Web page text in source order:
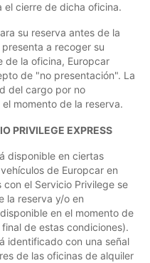
el cierre de dicha oficina.
su reserva antes de la
a recoger su
de la oficina, Europcar
de "no presentación". La
del cargo por no
momento de la reserva.
PRIVILEGE EXPRESS
disponible en ciertas
de Europcar en
el Servicio Privilege se
la reserva y/o en
en el momento de
de estas condiciones).
identificado con una señal
de las oficinas de alquiler